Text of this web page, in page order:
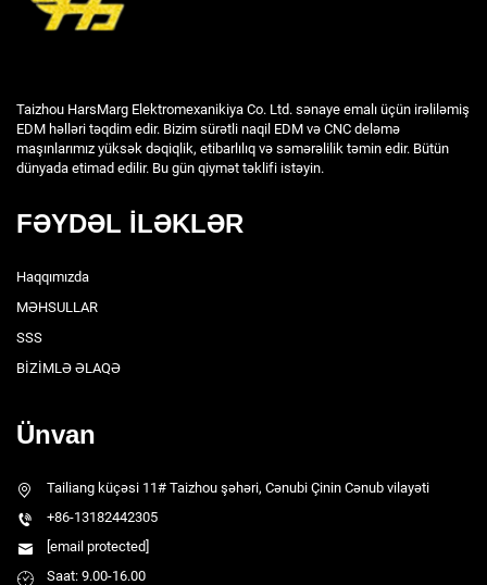
Taizhou HarsMarg Elektromexanikiya Co. Ltd. sənaye emalı üçün irəliləmiş
EDM həlləri təqdim edir. Bizim sürətli naqil EDM və CNC deləmə
maşınlarımız yüksək dəqiqlik, etibarlılıq və səmərəlilik təmin edir. Bütün
dünyada etimad edilir. Bu gün qiymət təklifi istəyin.
FƏYDƏL İLƏKLƏR
Haqqımızda
MƏHSULLAR
SSS
BİZİMLƏ ƏLAQƏ
Ünvan
Tailiang küçəsi 11# Taizhou şəhəri, Cənubi Çinin Cənub vilayəti
+86-13182442305
[email protected]
Saat: 9.00-16.00